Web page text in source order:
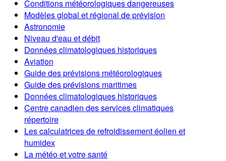
Conditions météorologiques dangereuses
Modèles global et régional de prévision
Astronomie
Niveau d'eau et débit
Données climatologiques historiques
Aviation
Guide des prévisions météorologiques
Guide des prévisions maritimes
Données climatologiques historiques
Centre canadien des services climatiques
répertoire
Les calculatrices de refroidissement éolien et
humidex
La météo et votre santé